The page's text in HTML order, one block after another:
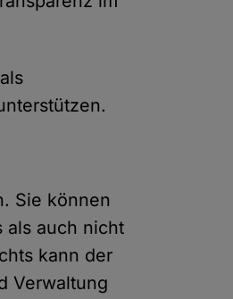
Sie können
als auch nicht
kann der
Verwaltung